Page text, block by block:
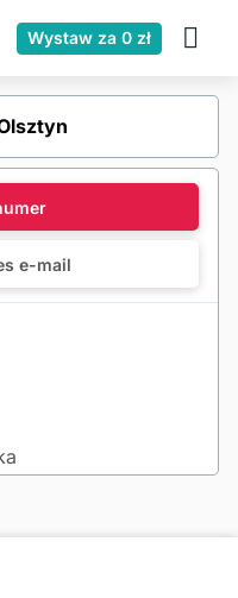
Wystaw za 0 zł
e-mail